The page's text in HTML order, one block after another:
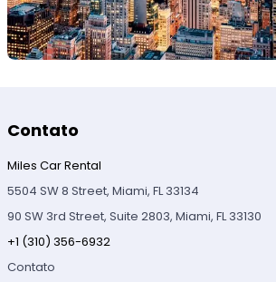
Contato
Miles Car Rental
5504 SW 8 Street, Miami, FL 33134
90 SW 3rd Street, Suite 2803, Miami, FL 33130
+1 (310) 356-6932
Contato